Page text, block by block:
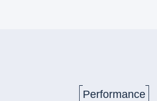
Performance